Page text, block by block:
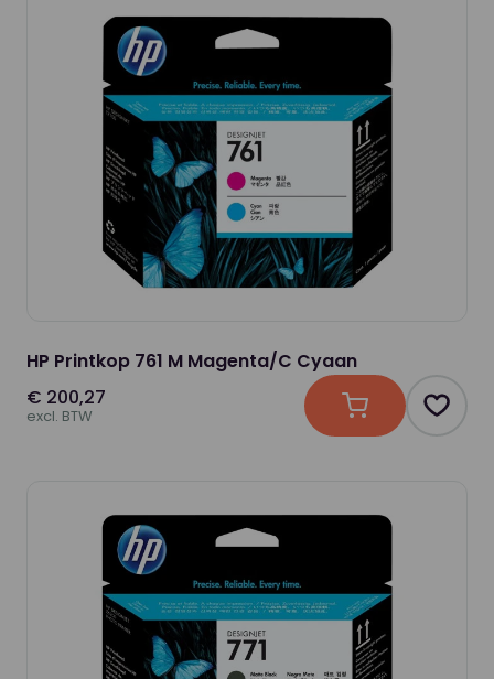
HP Printkop 761 M Magenta/C Cyaan
€ 200,27
excl. BTW In winkelwagen